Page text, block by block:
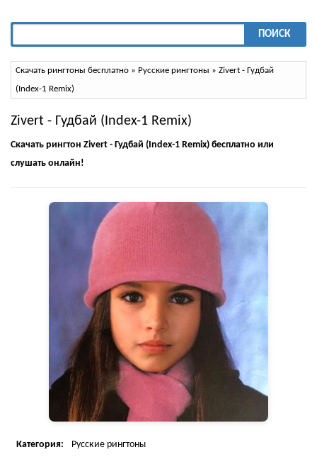
ПОИСК
Скачать рингтоны бесплатно » Русские рингтоны » Zivert - Гудбай
(Index-1 Remix)
Zivert - Гудбай (Index-1 Remix)
Скачать рингтон Zivert - Гудбай (Index-1 Remix) бесплатно или
слушать онлайн!
Категория:
Русские рингтоны